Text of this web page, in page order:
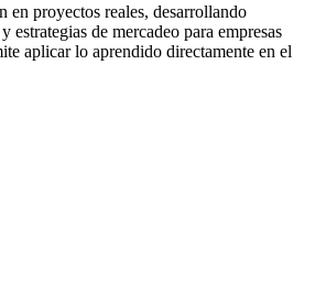
en proyectos reales, desarrollando
estrategias de mercadeo para empresas
aplicar lo aprendido directamente en el